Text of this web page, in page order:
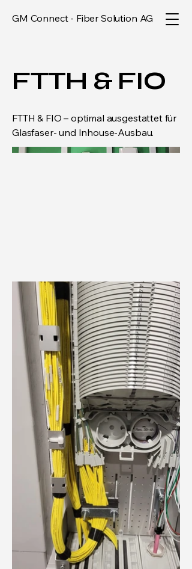
GM Connect - Fiber Solution AG
FTTH & FIO
FTTH & FIO – optimal ausgestattet für
Glasfaser- und Inhouse-Ausbau.